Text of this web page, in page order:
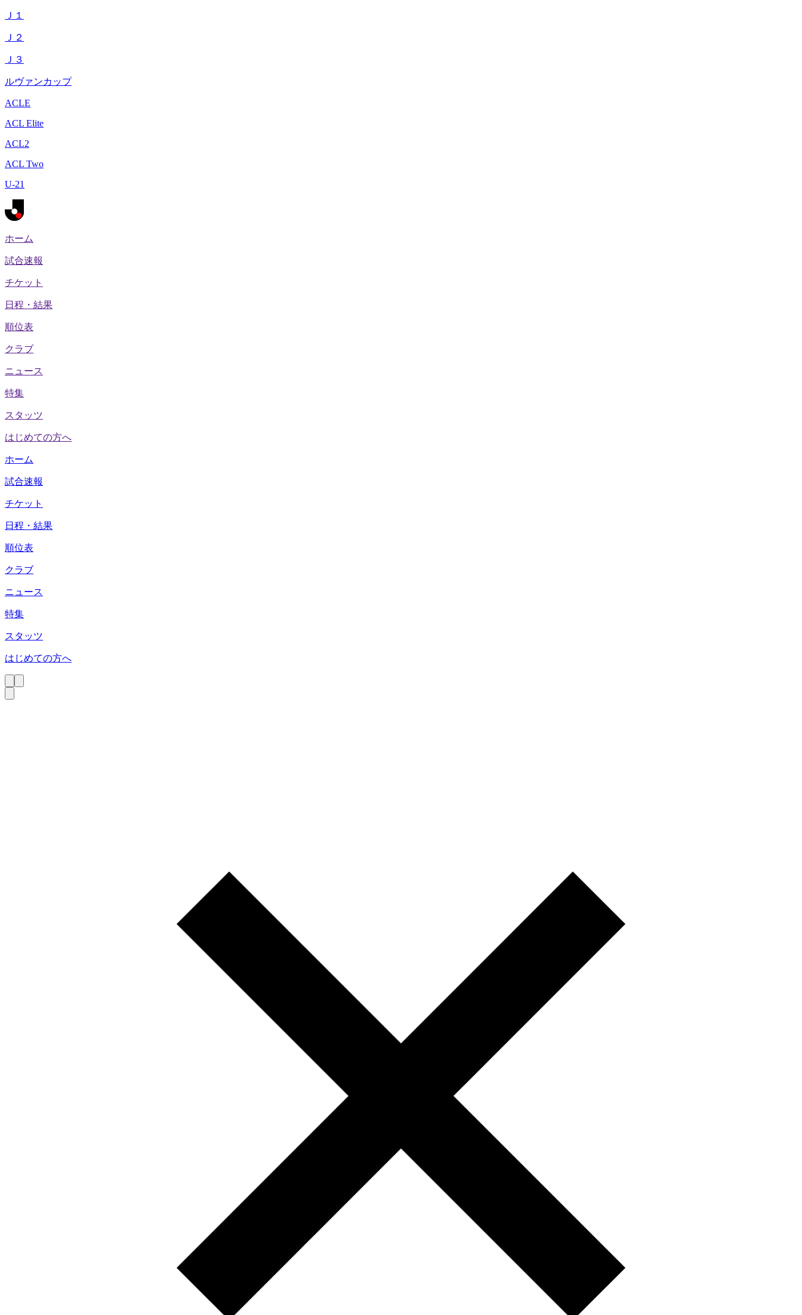
Ｊ１
Ｊ２
Ｊ３
ルヴァンカップ
ACLE
ACL Elite
ACL2
ACL Two
U-21
ホーム
試合速報
チケット
日程・結果
順位表
クラブ
ニュース
特集
スタッツ
はじめての方へ
ホーム
試合速報
チケット
日程・結果
順位表
クラブ
ニュース
特集
スタッツ
はじめての方へ